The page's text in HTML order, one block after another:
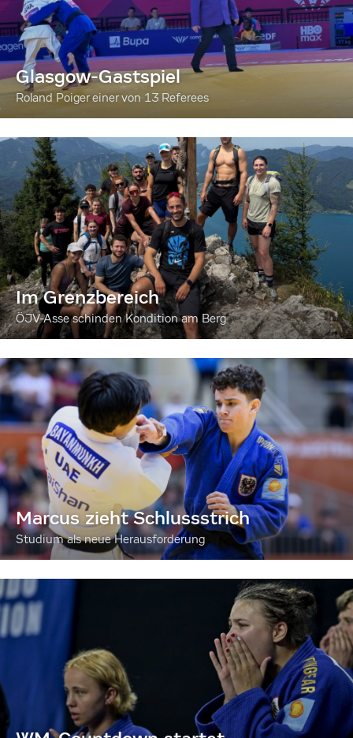
Glasgow-Gastspiel
Roland Poiger einer von 13 Referees
Im Grenzbereich
ÖJV-Asse schinden Kondition am Berg
Marcus zieht Schlussstrich
Studium als neue Herausforderung